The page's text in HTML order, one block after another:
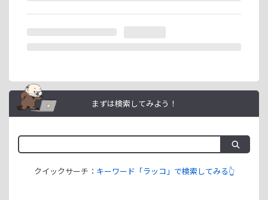
まずは検索してみよう！
クイックサーチ： キーワード「ラッコ」で検索してみる👆